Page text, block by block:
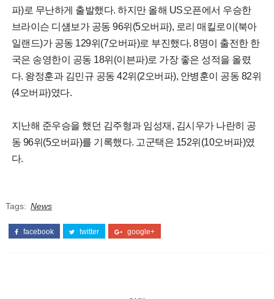
파)로 무난하게 출발했다. 하지만 올해 US오픈에서 우승한
브라이슨 디섐보가 공동 96위(5오버파), 로리 매킬로이(북아
일랜드)가 공동 129위(7오버파)로 부진했다. 8명이 출전한 한
국은 송영한이 공동 18위(이븐파)로 가장 좋은 성적을 올렸
다. 왕정훈과 김민규 공동 42위(2오버파), 안병훈이 공동 82위
(4오버파)였다.
지난해 준우승을 했던 김주형과 임성재, 김시우가 나란히 공
동 96위(5오버파)를 기록했다. 고군택은 152위(10오버파)였
다.
Tags: News
facebook twitter google+